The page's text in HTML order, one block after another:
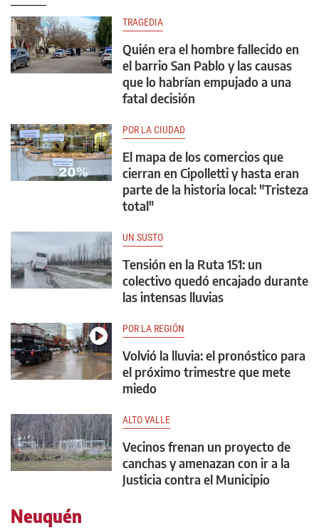
TRAGEDIA
Quién era el hombre fallecido en
el barrio San Pablo y las causas
que lo habrían empujado a una
fatal decisión
POR LA CIUDAD
El mapa de los comercios que
cierran en Cipolletti y hasta eran
parte de la historia local: "Tristeza
total"
UN SUSTO
Tensión en la Ruta 151: un
colectivo quedó encajado durante
las intensas lluvias
POR LA REGIÓN
Volvió la lluvia: el pronóstico para
el próximo trimestre que mete
miedo
ALTO VALLE
Vecinos frenan un proyecto de
canchas y amenazan con ir a la
Justicia contra el Municipio
Neuquén